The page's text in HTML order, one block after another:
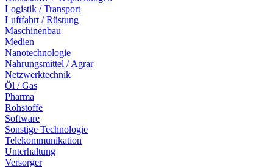
Logistik / Transport
Luftfahrt / Rüstung
Maschinenbau
Medien
Nanotechnologie
Nahrungsmittel / Agrar
Netzwerktechnik
Öl / Gas
Pharma
Rohstoffe
Software
Sonstige Technologie
Telekommunikation
Unterhaltung
Versorger